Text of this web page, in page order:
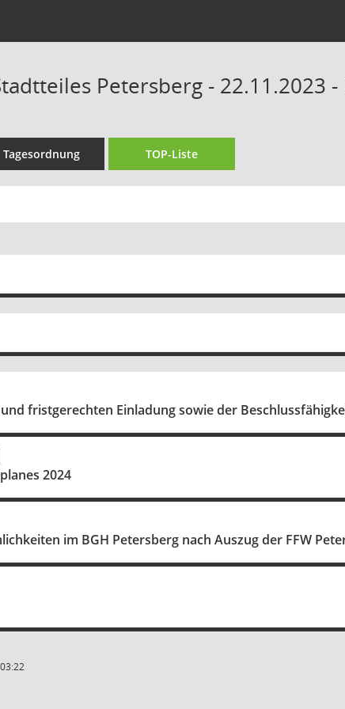
Petersberg - 22.11.2023
Tagesordnung TOP-Liste
fristgerechten Einladung sowie der
2024
im BGH Petersberg nach Auszug der FFW